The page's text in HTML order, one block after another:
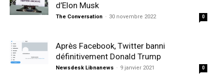
d’Elon Musk
The Conversation - 30 novembre 2022 0
Après Facebook, Twitter banni
définitivement Donald Trump
Newsdesk Libnanews - 9 janvier 2021 0